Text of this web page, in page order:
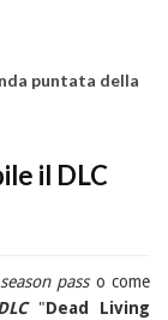
puntata della
il DLC
season passo come
"Dead Living